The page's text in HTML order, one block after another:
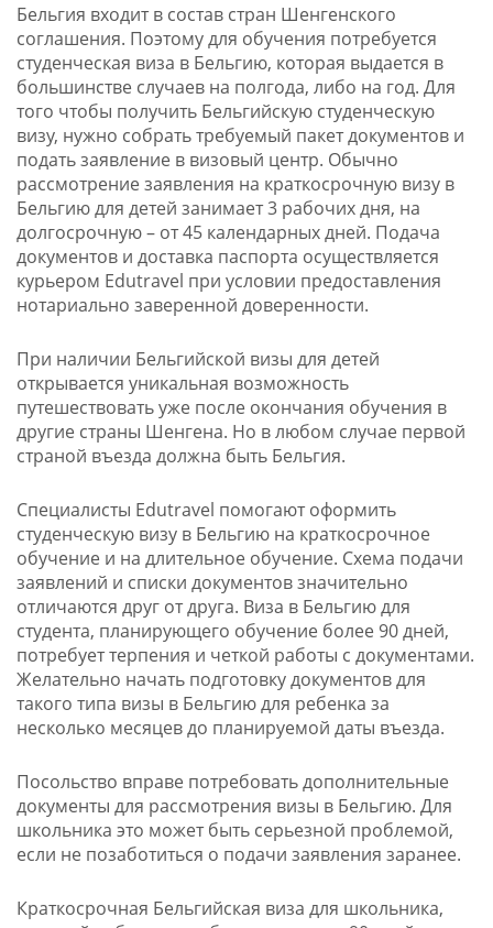
Бельгия входит в состав стран Шенгенского
соглашения. Поэтому для обучения потребуется
студенческая виза в Бельгию, которая выдается в
большинстве случаев на полгода, либо на год. Для
того чтобы получить Бельгийскую студенческую
визу, нужно собрать требуемый пакет документов и
подать заявление в визовый центр. Обычно
рассмотрение заявления на краткосрочную визу в
Бельгию для детей занимает 3 рабочих дня, на
долгосрочную – от 45 календарных дней. Подача
документов и доставка паспорта осуществляется
курьером Edutravel при условии предоставления
нотариально заверенной доверенности.
При наличии Бельгийской визы для детей
открывается уникальная возможность
путешествовать уже после окончания обучения в
другие страны Шенгена. Но в любом случае первой
страной въезда должна быть Бельгия.
Специалисты Edutravel помогают оформить
студенческую визу в Бельгию на краткосрочное
обучение и на длительное обучение. Схема подачи
заявлений и списки документов значительно
отличаются друг от друга. Виза в Бельгию для
студента, планирующего обучение более 90 дней,
потребует терпения и четкой работы с документами.
Желательно начать подготовку документов для
такого типа визы в Бельгию для ребенка за
несколько месяцев до планируемой даты въезда.
Посольство вправе потребовать дополнительные
документы для рассмотрения визы в Бельгию. Для
школьника это может быть серьезной проблемой,
если не позаботиться о подачи заявления заранее.
Краткосрочная Бельгийская виза для школьника,